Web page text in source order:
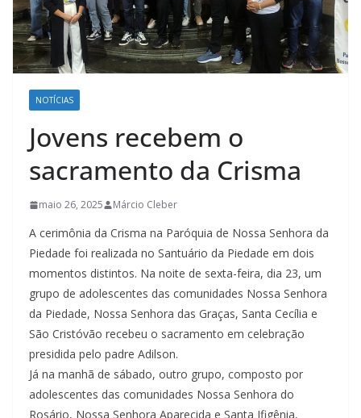
NOTÍCIAS
Jovens recebem o
sacramento da Crisma
maio 26, 2025 Márcio Cleber
A cerimônia da Crisma na Paróquia de Nossa Senhora da
Piedade foi realizada no Santuário da Piedade em dois
momentos distintos. Na noite de sexta-feira, dia 23, um
grupo de adolescentes das comunidades Nossa Senhora
da Piedade, Nossa Senhora das Graças, Santa Cecília e
São Cristóvão recebeu o sacramento em celebração
presidida pelo padre Adilson.
Já na manhã de sábado, outro grupo, composto por
adolescentes das comunidades Nossa Senhora do
Rosário, Nossa Senhora Aparecida e Santa Ifigênia,